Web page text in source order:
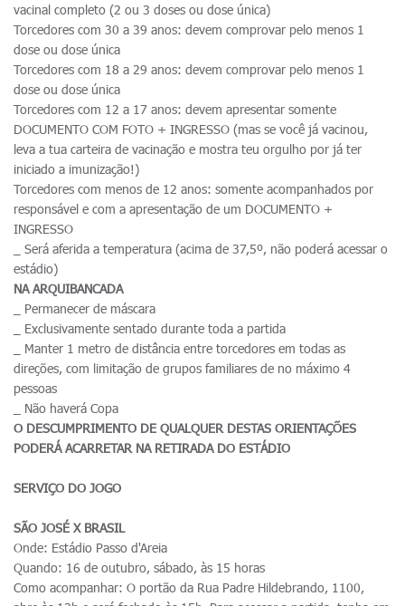
vacinal completo (2 ou 3 doses ou dose única)
Torcedores com 30 a 39 anos: devem comprovar pelo menos 1
dose ou dose única
Torcedores com 18 a 29 anos: devem comprovar pelo menos 1
dose ou dose única
Torcedores com 12 a 17 anos: devem apresentar somente
DOCUMENTO COM FOTO + INGRESSO (mas se você já vacinou,
leva a tua carteira de vacinação e mostra teu orgulho por já ter
iniciado a imunização!)
Torcedores com menos de 12 anos: somente acompanhados por
responsável e com a apresentação de um DOCUMENTO +
INGRESSO
_ Será aferida a temperatura (acima de 37,5º, não poderá acessar o
estádio)
NA ARQUIBANCADA
_ Permanecer de máscara
_ Exclusivamente sentado durante toda a partida
_ Manter 1 metro de distância entre torcedores em todas as
direções, com limitação de grupos familiares de no máximo 4
pessoas
_ Não haverá Copa
O DESCUMPRIMENTO DE QUALQUER DESTAS ORIENTAÇÕES
PODERÁ ACARRETAR NA RETIRADA DO ESTÁDIO
SERVIÇO DO JOGO
SÃO JOSÉ X BRASIL
Onde: Estádio Passo d'Areia
Quando: 16 de outubro, sábado, às 15 horas
Como acompanhar: O portão da Rua Padre Hildebrando, 1100,